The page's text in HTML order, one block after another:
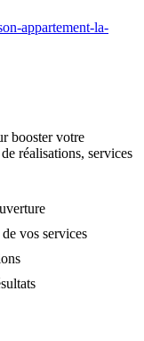
appartement-la-
booster votre
réalisations, services
vos services